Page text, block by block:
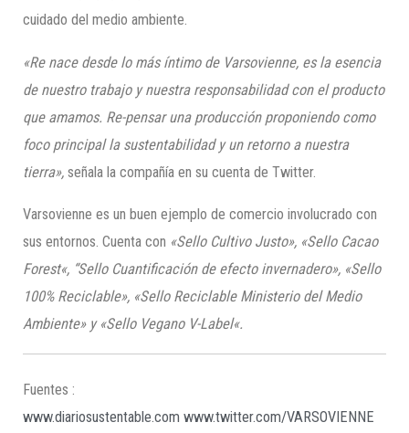
cuidado del medio ambiente.
«Re nace desde lo más íntimo de Varsovienne, es la esencia
de nuestro trabajo y nuestra responsabilidad con el producto
que amamos. Re-pensar una producción proponiendo como
foco principal la sustentabilidad y un retorno a nuestra
tierra», señala la compañía en su cuenta de Twitter.
Varsovienne es un buen ejemplo de comercio involucrado con
sus entornos. Cuenta con «Sello Cultivo Justo», «Sello Cacao
Forest«, “Sello Cuantificación de efecto invernadero», «Sello
100% Reciclable», «Sello Reciclable Ministerio del Medio
Ambiente» y «Sello Vegano V-Label«.
Fuentes :
www.diariosustentable.com www.twitter.com/VARSOVIENNE